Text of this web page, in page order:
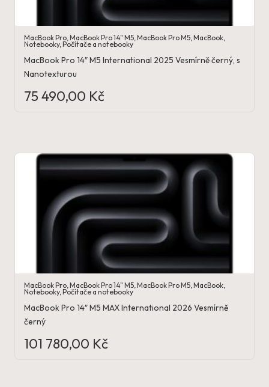
MacBook Pro ,MacBook Pro 14" M5 ,MacBook Pro M5 ,MacBook
Notebooky,Počítače a notebooky
MacBook Pro 14″ M5 International 2025 Vesmírně černý, s
Nanotexturou
75 490,00 Kč
MacBook Pro,MacBook Pro 14" M5,MacBook Pro M5,MacBook,
Notebooky,Počítače a notebooky
MacBook Pro 14″ M5 MAX International 2026 Vesmírně
černý
101 780,00 Kč